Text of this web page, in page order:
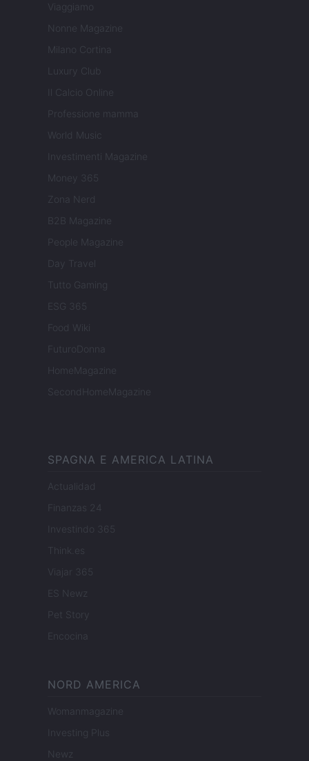
Viaggiamo
Nonne Magazine
Milano Cortina
Luxury Club
Il Calcio Online
Professione mamma
World Music
Investimenti Magazine
Money 365
Zona Nerd
B2B Magazine
People Magazine
Day Travel
Tutto Gaming
ESG 365
Food Wiki
FuturoDonna
HomeMagazine
SecondHomeMagazine
SPAGNA E AMERICA LATINA
Actualidad
Finanzas 24
Investindo 365
Think.es
Viajar 365
ES Newz
Pet Story
Encocina
NORD AMERICA
Womanmagazine
Investing Plus
Newz